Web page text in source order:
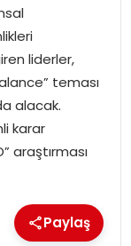
liderler,
teması
alacak.
karar
araştırması
Paylaş